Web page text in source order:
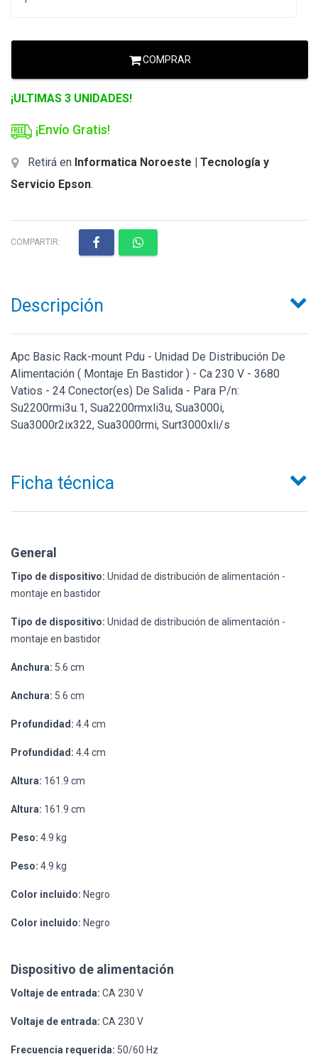
COMPRAR
¡ULTIMAS 3 UNIDADES!
¡Envío Gratis!
Retirá en Informatica Noroeste | Tecnología y
Servicio Epson.
COMPARTIR:
Descripción
Apc Basic Rack-mount Pdu - Unidad De Distribución De
Alimentación ( Montaje En Bastidor ) - Ca 230 V - 3680
Vatios - 24 Conector(es) De Salida - Para P/n:
Su2200rmi3u.1, Sua2200rmxli3u, Sua3000i,
Sua3000r2ix322, Sua3000rmi, Surt3000xli/s
Ficha técnica
General
Tipo de dispositivo: Unidad de distribución de alimentación -
montaje en bastidor
Tipo de dispositivo: Unidad de distribución de alimentación -
montaje en bastidor
Anchura: 5.6 cm
Anchura: 5.6 cm
Profundidad: 4.4 cm
Profundidad: 4.4 cm
Altura: 161.9 cm
Altura: 161.9 cm
Peso: 4.9 kg
Peso: 4.9 kg
Color incluido: Negro
Color incluido: Negro
Dispositivo de alimentación
Voltaje de entrada: CA 230 V
Voltaje de entrada: CA 230 V
Frecuencia requerida: 50/60 Hz